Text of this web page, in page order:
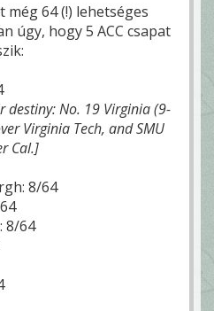
64 (!) lehetséges
úgy, hogy 5 ACC csapat
destiny: No. 19 Virginia (9-
Virginia Tech, and SMU
Cal.]
8/64
8/64